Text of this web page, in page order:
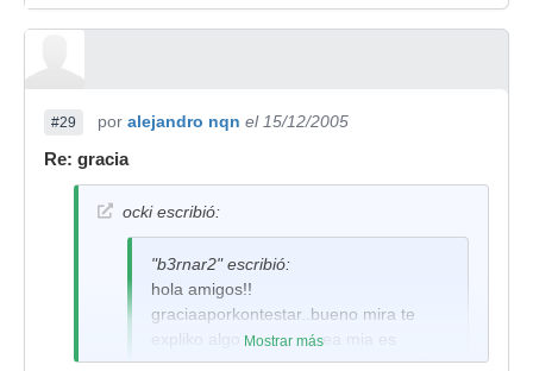
#29 por alejandro nqn el 15/12/2005
Re: gracia
ocki escribió:
"b3rnar2" escribió:
hola amigos!!
graciaaporkontestar..bueno mira te
expliko algo mas.. la idea mia es
komprar una solidrums kreo ke la s7 es
Mostrar más